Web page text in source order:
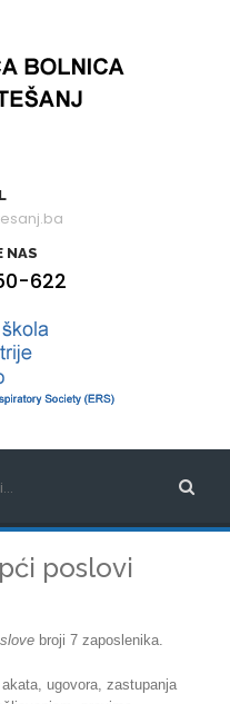
NAS
622
poslovi
broji 7 zaposlenika.
ugovora, zastupanja